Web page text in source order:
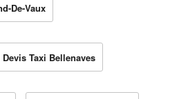
De-Vaux
Devis Taxi Bellenaves